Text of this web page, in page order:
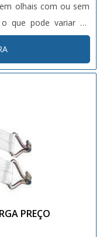
olhais com ou sem
que pode variar de
material que será
são acoplados às
PREÇO